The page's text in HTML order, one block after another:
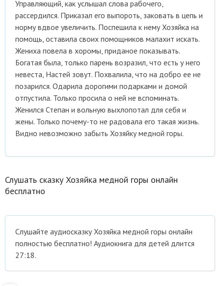
Управляющий, как услышал слова рабочего,
рассердился. Приказал его выпороть, заковать в цепь и
норму вдвое увеличить. Поспешила к нему Хозяйка на
помощь, оставила своих помощников малахит искать.
Жениха повела в хоромы, приданое показывать.
Богатая была, только парень возразил, что есть у него
невеста, Настей зовут. Похвалила, что на добро ее не
позарился. Одарила дорогими подарками и домой
отпустила. Только просила о ней не вспоминать.
Женился Степан и вольную выхлопотал для себя и
жены. Только почему-то не радовала его такая жизнь.
Видно невозможно забыть Хозяйку медной горы.
Слушать сказку Хозяйка медной горы онлайн
бесплатно
Cлушайте аудиосказку Хозяйка медной горы онлайн
полностью бесплатно! Аудиокнига для детей длится
27:18.